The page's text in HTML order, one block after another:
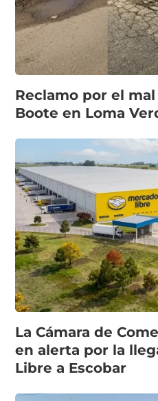
Reclamo por el
Boote en Loma
La Cámara de
en alerta por la
Libre a Escobar